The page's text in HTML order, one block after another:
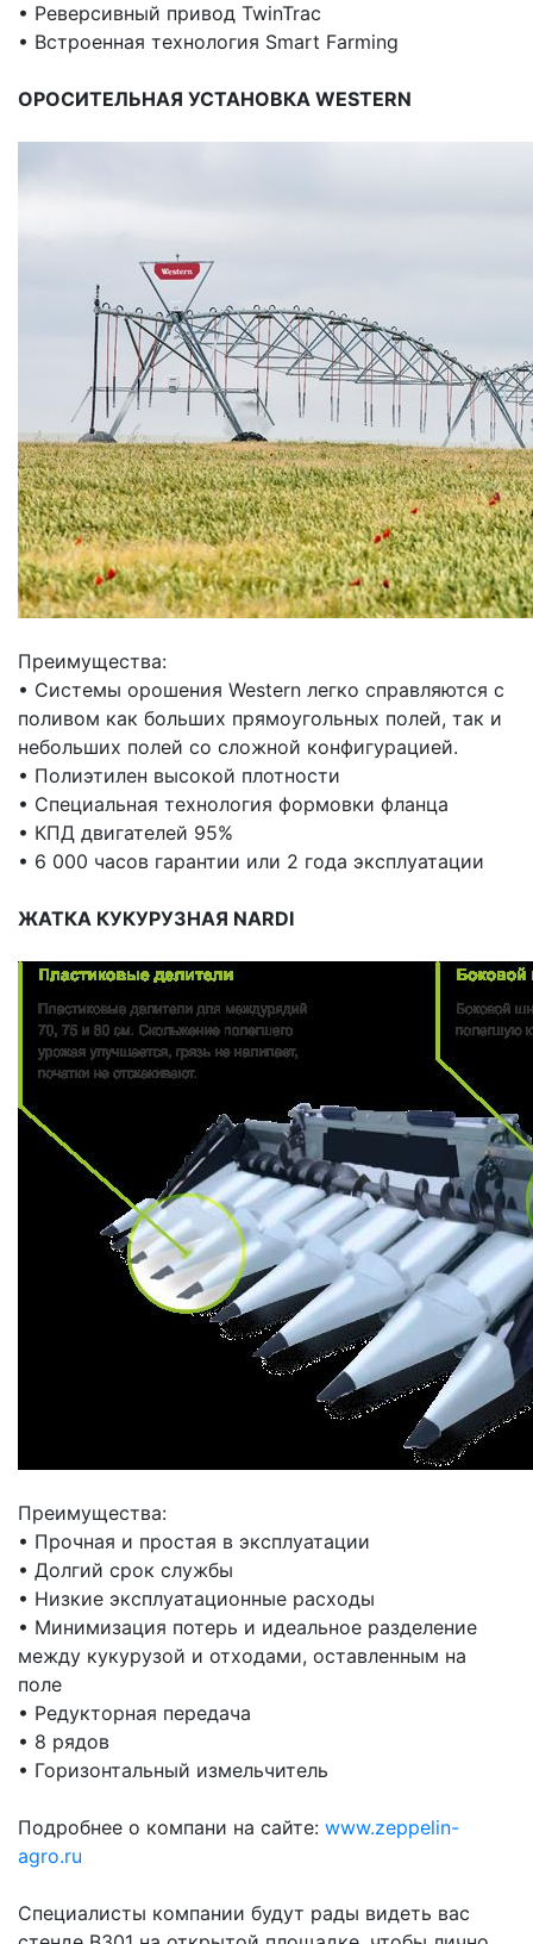
• Реверсивный привод TwinTrac
• Встроенная технология Smart Farming
ОРОСИТЕЛЬНАЯ УСТАНОВКА WESTERN
Преимущества:
• Системы орошения Western легко справляются с
поливом как больших прямоугольных полей, так и
небольших полей со сложной конфигурацией.
• Полиэтилен высокой плотности
• Специальная технология формовки фланца
• КПД двигателей 95%
• 6 000 часов гарантии или 2 года эксплуатации
ЖАТКА КУКУРУЗНАЯ NARDI
Преимущества:
• Прочная и простая в эксплуатации
• Долгий срок службы
• Низкие эксплуатационные расходы
• Минимизация потерь и идеальное разделение
между кукурузой и отходами, оставленным на
поле
• Редукторная передача
• 8 рядов
• Горизонтальный измельчитель
Подробнее о компани на сайте: www.zeppelin-
agro.ru
Специалисты компании будут рады видеть вас